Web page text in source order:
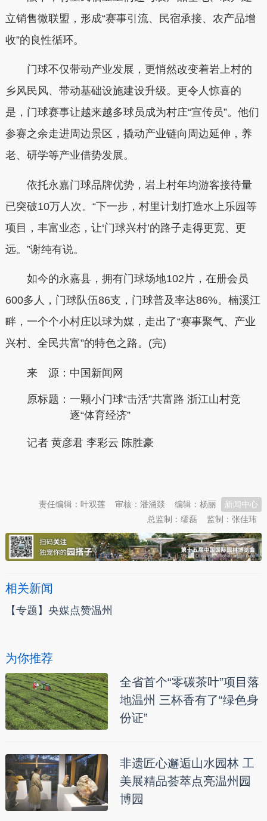
立销售微联盟，形成“赛事引流、民宿承接、农产品增
收”的良性循环。
门球不仅带动产业发展，更悄然改变着岩上村的
乡风民风、带动基础设施建设升级。更令人惊喜的
是，门球赛事让越来越多球员成为村庄“宣传员”。他们
参赛之余走进周边景区，撬动产业链向周边延伸，养
老、研学等产业借势发展。
依托永嘉门球品牌优势，岩上村年均游客接待量
已突破10万人次。“下一步，村里计划打造水上乐园等
项目，丰富业态，让‘门球兴村’的路子走得更宽、更
远。”谢纯有说。
如今的永嘉县，拥有门球场地102片，在册会员
600多人，门球队伍86支，门球普及率达86%。楠溪江
畔，一个个小村庄以球为媒，走出了“赛事聚气、产业
兴村、全民共富”的特色之路。(完)
来 源：中国新闻网
原标题： 一颗小门球“击活”共富路 浙江山村竞
逐“体育经济”
记者 黄彦君 李彩云 陈胜豪
新闻中心
编辑：杨丽
审核：潘涌燚
责任编辑：叶双莲
监制：张佳玮
总监制：缪磊
相关新闻
【专题】央媒点赞温州
为你推荐
全省首个“零碳茶叶”项目落
地温州 三杯香有了“绿色身
份证”
非遗匠心邂逅山水园林 工
美展精品荟萃点亮温州园
博园